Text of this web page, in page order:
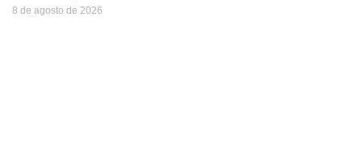
8 de agosto de 2026